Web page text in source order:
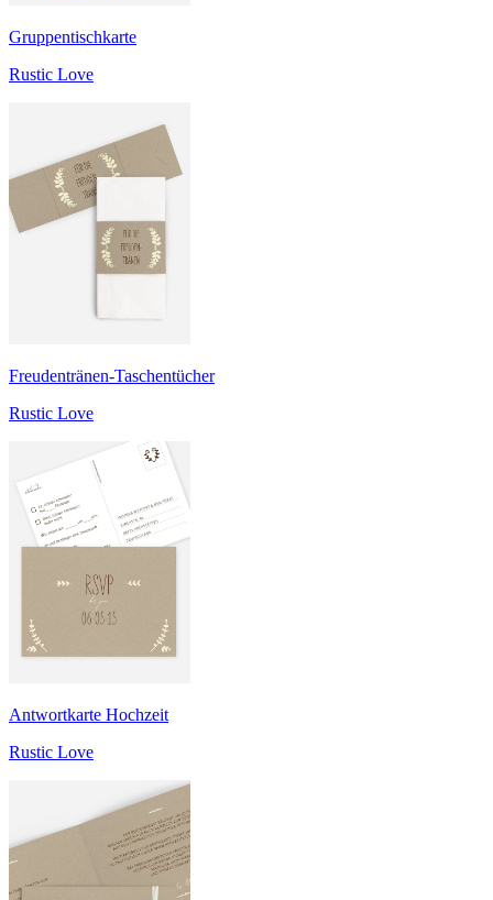
Gruppentischkarte
Rustic Love
Freudentränen-Taschentücher
Rustic Love
Antwortkarte Hochzeit
Rustic Love